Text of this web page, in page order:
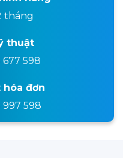
tháng
thuật
598
hóa đơn
598